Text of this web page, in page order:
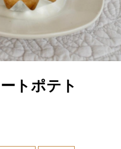
トポテト